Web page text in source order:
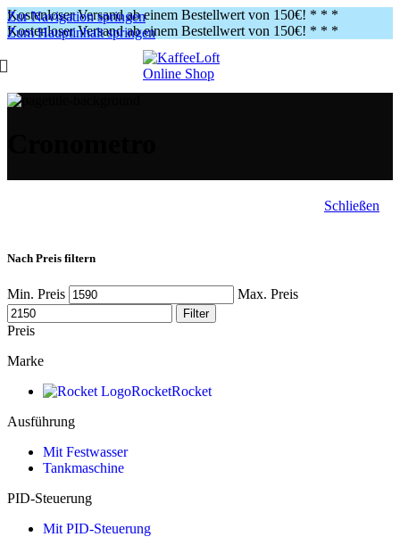
Zur Navigation springen
Zum Hauptinhalt springen
Kostenloser Versand ab einem Bestellwert von 150€! * * *
Kostenloser Versand ab einem Bestellwert von 150€! * * *
Schließen
Nach Preis filtern
Min. Preis Max. Preis
Filter
Preis
Marke
RocketRocket
Ausführung
Mit Festwasser
Tankmaschine
PID-Steuerung
Mit PID-Steuerung